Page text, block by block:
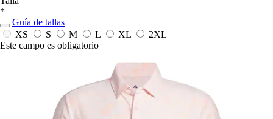
*
Guía de tallas
XS
S M L XL
2XL
Este campo es obligatorio